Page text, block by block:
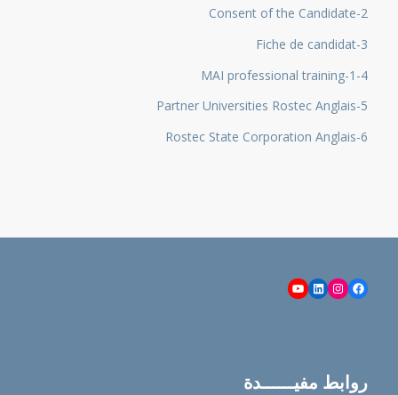
2-Consent of the Candidate
3-Fiche de candidat
4-MAI professional training-1
5-Partner Universities Rostec Anglais
6-Rostec State Corporation Anglais
Facebook
Instagram
LinkedIn
YouTube
روابط مفيــــــدة